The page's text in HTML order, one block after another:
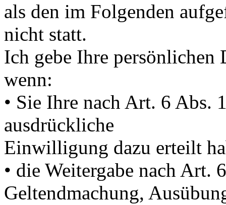
als den im Folgenden
nicht statt.
Ich gebe Ihre persönlichen
wenn:
• Sie Ihre nach Art. 6 Abs.
ausdrückliche
Einwilligung dazu erteilt
• die Weitergabe nach
Geltendmachung,